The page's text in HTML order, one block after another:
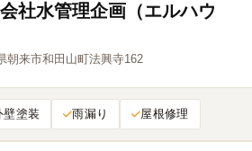
社水管理企画（エルハウ
朝来市和田山町法興寺162
壁塗装 雨漏り 屋根修理